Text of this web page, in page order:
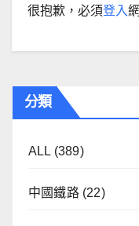
很抱歉，必須登入
分類
ALL (389)
中國鐵路(22)